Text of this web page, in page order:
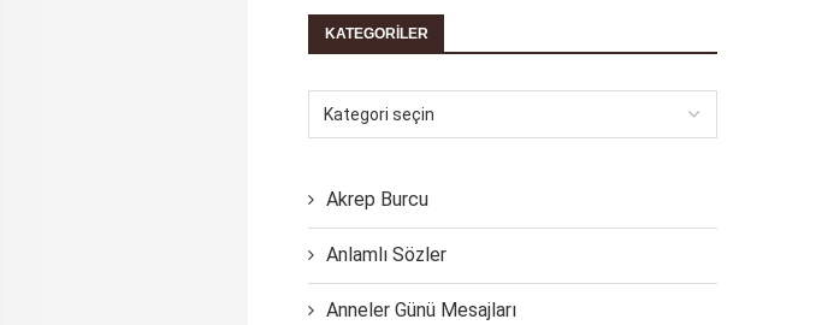
KATEGORILER
Akrep Burcu
Anlamlı Sözler
Anneler Günü Mesajları